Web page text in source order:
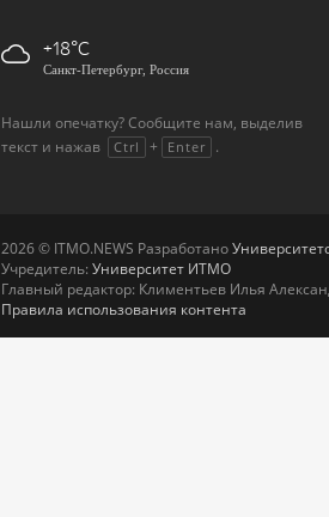
+18
Санкт-Петербург, Россия
Нашли опечатку? Сообщите нам, выделив
текст и нажав
Ctrl + Enter .
2026 © ITMO.NEWS Разработано
Учредитель: Университет ИТМО
Главный редактор: Климентьев Илья
Правила использования контента